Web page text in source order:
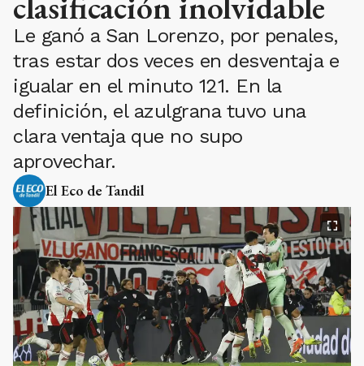
Le ganó a San Lorenzo, por penales,
tras estar dos veces en desventaja e
igualar en el minuto 121. En la
definición, el azulgrana tuvo una
clara ventaja que no supo
aprovechar.
El Eco de Tandil